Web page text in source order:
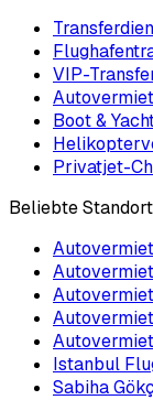
VIP-
Boot &
Privatjet-
Beliebte
Istanbul
Sabiha